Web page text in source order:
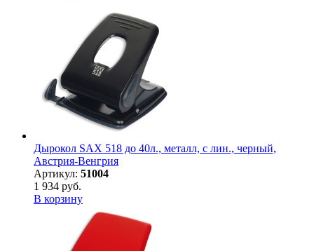
Дырокол SAX 518 до 40л., металл, с лин., черный,
Австрия-Венгрия
Артикул: 51004
1 934 руб.
В корзину